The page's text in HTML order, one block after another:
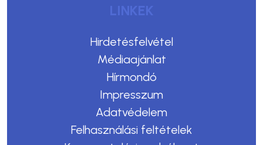
LINKEK
Hirdetésfelvétel
Médiaajánlat
Hírmondó
Impresszum
Adatvédelem
Felhasználási feltételek